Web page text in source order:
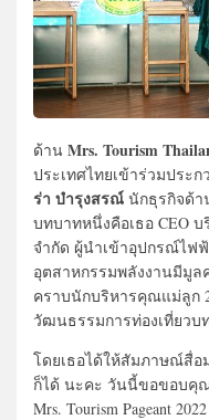
ด้าน Mrs. Tourism
ประเทศไทยเข้าร่วมประก
ร่า บำรุงสรณ์ นักธุรกิจด้า
บทบาทหนึ่งคือเธอ CEO
จำกัด ผู้นำเข้าอุปกรณ์ไฟ
อุตสาหกรรมพลังงานมีมู
คราบนักบริหารคุณแม่ลูก
วัฒนธรรมการท่องเที่ยวบ
โดยเธอได้ให้สัมภาษณ์สื่อ
ก็ได้ นะคะ วันนี้ขอขอบคุ
Mrs. Tourism Pageant